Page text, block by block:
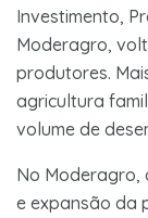
Investimento,
Moderagro,
produtores.
agricultura
volume de
No Moderagro,
e expansão da